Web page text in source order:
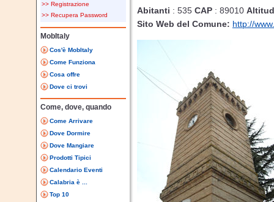
>> Registrazione
>> Recupera Password
MobItaly
Cos'è MobItaly
Come Funziona
Cosa offre
Dove ci trovi
Come, dove, quando
Come Arrivare
Dove Dormire
Dove Mangiare
Prodotti Tipici
Calendario Eventi
Calabria è ...
Top 10
Abitanti : 535 CAP : 89010
Sito Web del Comune: http://